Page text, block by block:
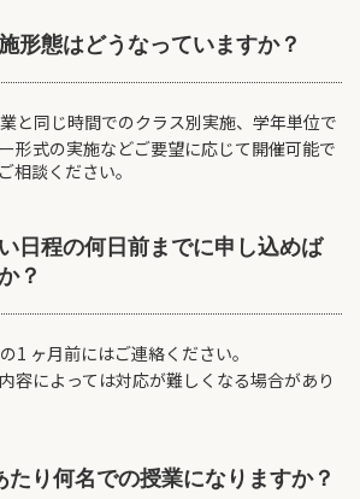
形態はどうなっていますか？
と同じ時間でのクラス別実施、学年単位で
形式の実施などご要望に応じて開催可能で
相談ください。
日程の何日前までに申し込めば
？
1 ヶ月前にはご連絡ください。
容によっては対応が難しくなる場合があり
たり何名での授業になりますか？